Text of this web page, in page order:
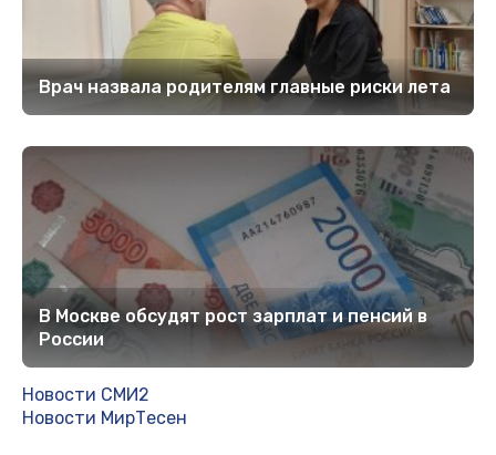
Врач назвала родителям главные риски лета
В Москве обсудят рост зарплат и пенсий в
России
Новости СМИ2
Новости МирТесен